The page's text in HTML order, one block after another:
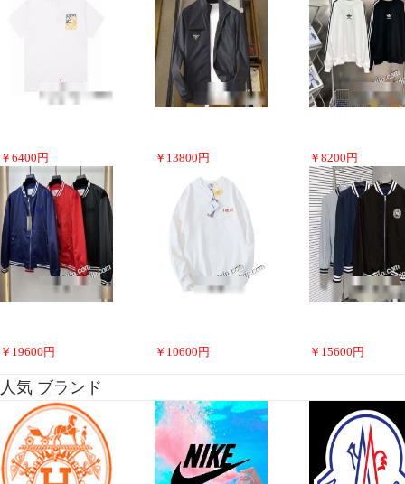
￥ 6400 円 ￥ 13800 円 ￥ 8200 円
￥ 19600 円 ￥ 10600 円 ￥ 15600 円
人気 ブランド